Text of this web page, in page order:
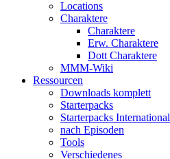
Locations
Charaktere
Charaktere
Erw. Charaktere
Dott Charaktere
MMM-Wiki
Ressourcen
Downloads komplett
Starterpacks
Starterpacks International
nach Episoden
Tools
Verschiedenes